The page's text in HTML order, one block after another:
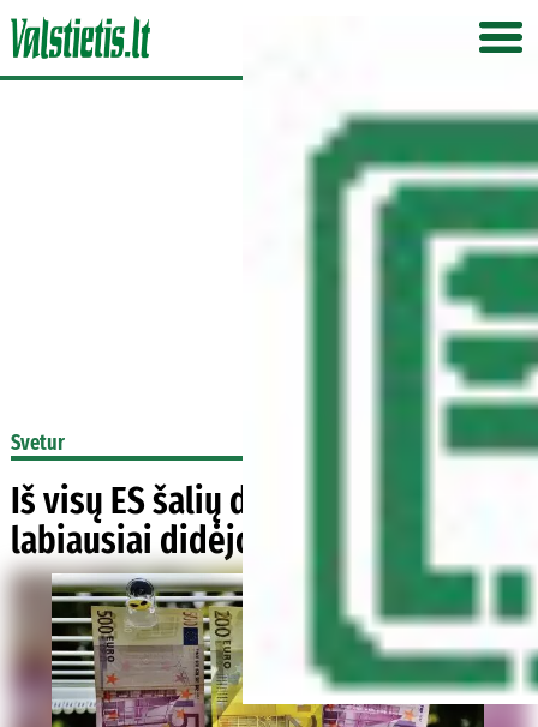
Svetur
Iš visų ES šalių darbo kaštai
labiausiai didėjo Lietuvoje